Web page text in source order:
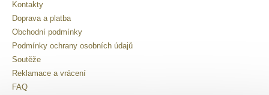
Kontakty
Doprava a platba
Obchodní podmínky
Podmínky ochrany osobních údajů
Soutěže
Reklamace a vrácení
FAQ